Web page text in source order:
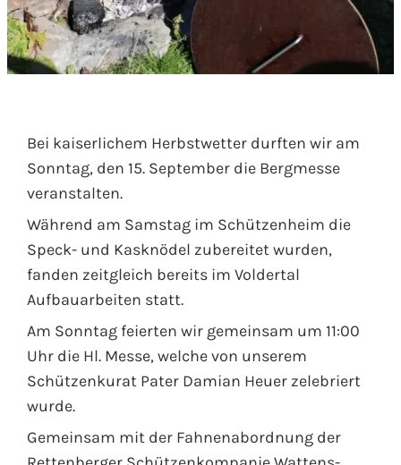
Bei kaiserlichem Herbstwetter durften wir am
Sonntag, den 15. September die Bergmesse
veranstalten.
Während am Samstag im Schützenheim die
Speck- und Kasknödel zubereitet wurden,
fanden zeitgleich bereits im Voldertal
Aufbauarbeiten statt.
Am Sonntag feierten wir gemeinsam um 11:00
Uhr die Hl. Messe, welche von unserem
Schützenkurat Pater Damian Heuer zelebriert
wurde.
Gemeinsam mit der Fahnenabordnung der